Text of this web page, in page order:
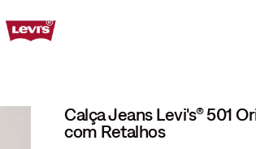
Calça Jeans Levi's® 501
com Retalhos